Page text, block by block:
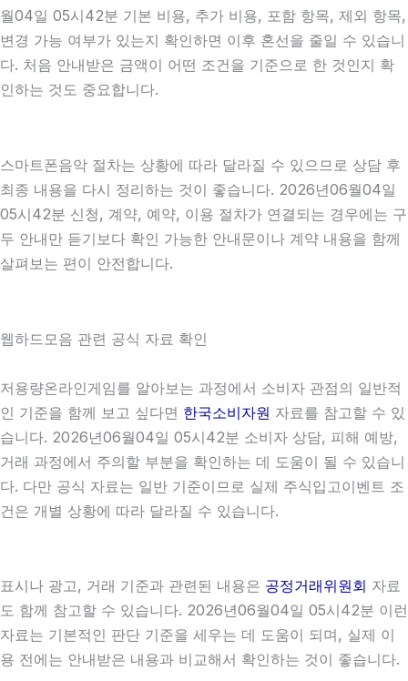
월04일 05시42분 기본 비용, 추가 비용, 포함 항목, 제외 항목,
변경 가능 여부가 있는지 확인하면 이후 혼선을 줄일 수 있습니
다. 처음 안내받은 금액이 어떤 조건을 기준으로 한 것인지 확
인하는 것도 중요합니다.
스마트폰음악 절차는 상황에 따라 달라질 수 있으므로 상담 후
최종 내용을 다시 정리하는 것이 좋습니다. 2026년06월04일
05시42분 신청, 계약, 예약, 이용 절차가 연결되는 경우에는 구
두 안내만 듣기보다 확인 가능한 안내문이나 계약 내용을 함께
살펴보는 편이 안전합니다.
웹하드모음 관련 공식 자료 확인
저용량온라인게임를 알아보는 과정에서 소비자 관점의 일반적
인 기준을 함께 보고 싶다면 한국소비자원 자료를 참고할 수 있
습니다. 2026년06월04일 05시42분 소비자 상담, 피해 예방,
거래 과정에서 주의할 부분을 확인하는 데 도움이 될 수 있습니
다. 다만 공식 자료는 일반 기준이므로 실제 주식입고이벤트 조
건은 개별 상황에 따라 달라질 수 있습니다.
표시나 광고, 거래 기준과 관련된 내용은 공정거래위원회 자료
도 함께 참고할 수 있습니다. 2026년06월04일 05시42분 이런
자료는 기본적인 판단 기준을 세우는 데 도움이 되며, 실제 이
용 전에는 안내받은 내용과 비교해서 확인하는 것이 좋습니다.